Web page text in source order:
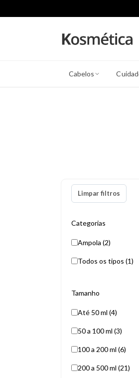
Cabelos
Limpar filtros
Categorias
Ampola (2)
Todos os tipos (1)
Tamanho
Até 50 ml (4)
50 a 100 ml (3)
100 a 200 ml (6)
200 a 500 ml (21)